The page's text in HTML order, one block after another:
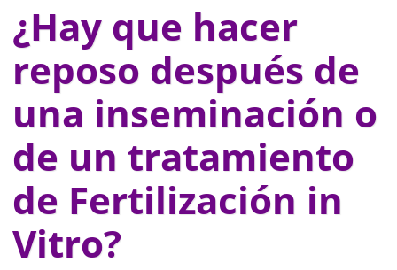
¿Hay que hacer
reposo después de
una inseminación o
de un tratamiento
de Fertilización in
Vitro?